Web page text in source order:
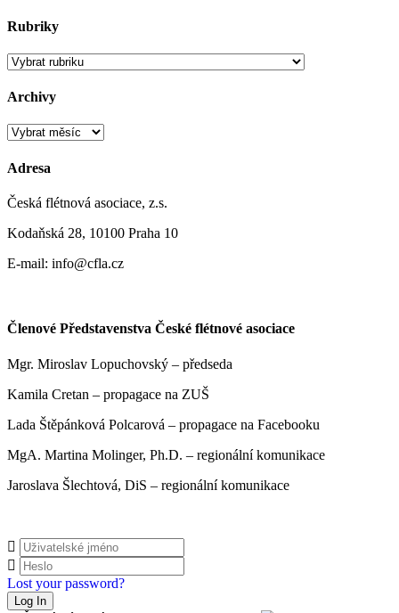
Rubriky
Rubriky
Archivy
Archivy
Adresa
Česká flétnová asociace, z.s.
Kodaňská 28, 10100 Praha 10
E-mail: info@cfla.cz
Členové Představenstva České flétnové asociace
Mgr. Miroslav Lopuchovský – předseda
Kamila Cretan – propagace na ZUŠ
Lada Štěpánková Polcarová – propagace na Facebooku
MgA. Martina Molinger, Ph.D. – regionální komunikace
Jaroslava Šlechtová, DiS – regionální komunikace
Lost your password?